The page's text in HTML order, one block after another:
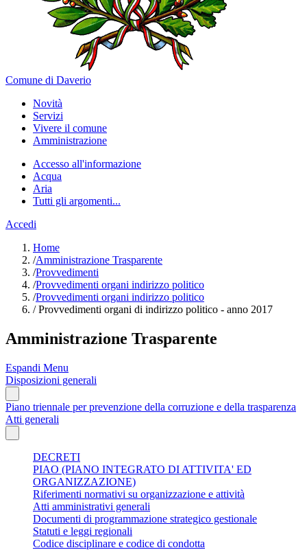
Comune di Daverio
Novità
Servizi
Vivere il comune
Amministrazione
Accesso all'informazione
Acqua
Aria
Tutti gli argomenti...
Accedi
Home
/Amministrazione Trasparente
/Provvedimenti
/Provvedimenti organi indirizzo politico
/Provvedimenti organi indirizzo politico
/Provvedimenti organi di indirizzo politico - anno 2017
Amministrazione Trasparente
Espandi Menu
Disposizioni generali
Piano triennale per prevenzione della corruzione e della trasparenza
Atti generali
DECRETI
PIAO (PIANO INTEGRATO DI ATTIVITA' ED
ORGANIZZAZIONE)
Riferimenti normativi su organizzazione e attività
Atti amministrativi generali
Documenti di programmazione strategico gestionale
Statuti e leggi regionali
Codice disciplinare e codice di condotta